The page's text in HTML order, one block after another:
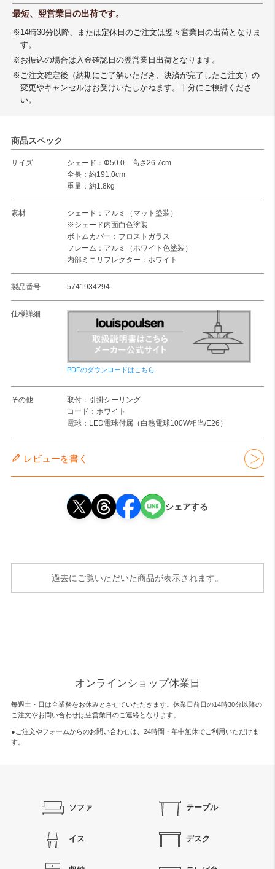
最短、翌営業日の出荷です。
※14時30分以降、または定休日のご注文は翌々営業日の出荷となりま
す。
※お振込の場合は入金確認日の翌営業日出荷となります。
※ご注文確定後（納期にご了解いただき、決済が完了したご注文）の
変更やキャンセルはお受けいたしかねます。十分にご検討くださ
い。
商品スペック
サイズ
シェード：Φ50.0 高さ26.7cm
全長：約191.0cm
重量：約1.8kg
素材
シェード：アルミ（マット塗装）
※シェード内面白色塗装
ボトムカバー：フロストガラス
フレーム：アルミ（ホワイト色塗装）
内部ミニリフレクター：ホワイト
製品番号 5741934294
仕様詳細
PDFのダウンロードはこちら
その他
取付：引掛シーリング
コード：ホワイト
電球：LED電球付属（白熱電球100W相当/E26）
レビューを書く
シェアする
過去にご覧いただいた商品が表示されます。
オンラインショップ休業日
毎週土・日は全業務をお休みとさせていただきます。休業日前日の14時30分以降の
ご注文やお問い合わせは翌営業日のご連絡となります。
●ご注文やフォームからのお問い合わせは、 24時間・年中無休でご利用いただけま
す。
ソファ テーブル
イス デスク